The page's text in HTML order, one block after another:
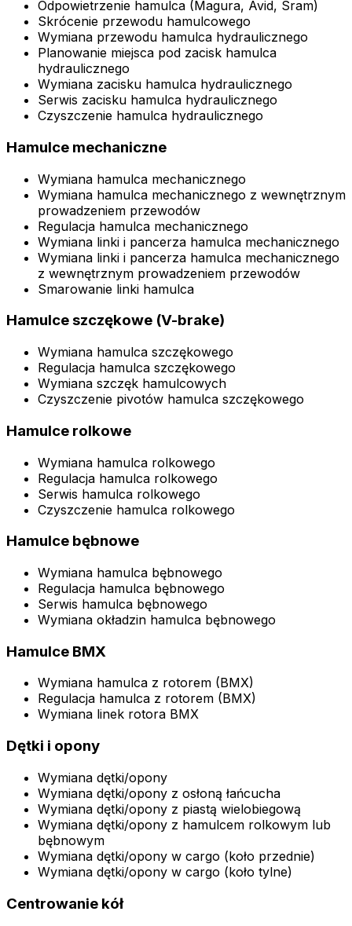
Odpowietrzenie hamulca (Magura, Avid, Sram)
Skrócenie przewodu hamulcowego
Wymiana przewodu hamulca hydraulicznego
Planowanie miejsca pod zacisk hamulca
hydraulicznego
Wymiana zacisku hamulca hydraulicznego
Serwis zacisku hamulca hydraulicznego
Czyszczenie hamulca hydraulicznego
Hamulce mechaniczne
Wymiana hamulca mechanicznego
Wymiana hamulca mechanicznego z wewnętrznym
prowadzeniem przewodów
Regulacja hamulca mechanicznego
Wymiana linki i pancerza hamulca mechanicznego
Wymiana linki i pancerza hamulca mechanicznego
z wewnętrznym prowadzeniem przewodów
Smarowanie linki hamulca
Hamulce szczękowe (V-brake)
Wymiana hamulca szczękowego
Regulacja hamulca szczękowego
Wymiana szczęk hamulcowych
Czyszczenie pivotów hamulca szczękowego
Hamulce rolkowe
Wymiana hamulca rolkowego
Regulacja hamulca rolkowego
Serwis hamulca rolkowego
Czyszczenie hamulca rolkowego
Hamulce bębnowe
Wymiana hamulca bębnowego
Regulacja hamulca bębnowego
Serwis hamulca bębnowego
Wymiana okładzin hamulca bębnowego
Hamulce BMX
Wymiana hamulca z rotorem (BMX)
Regulacja hamulca z rotorem (BMX)
Wymiana linek rotora BMX
Dętki i opony
Wymiana dętki/opony
Wymiana dętki/opony z osłoną łańcucha
Wymiana dętki/opony z piastą wielobiegową
Wymiana dętki/opony z hamulcem rolkowym lub
bębnowym
Wymiana dętki/opony w cargo (koło przednie)
Wymiana dętki/opony w cargo (koło tylne)
Centrowanie kół